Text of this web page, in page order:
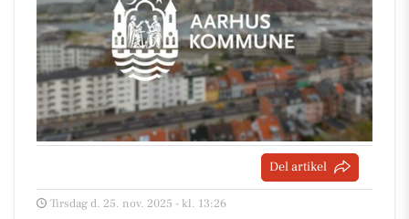
Del artikel
Tirsdag d. 25. nov. 2025 - kl. 13:26